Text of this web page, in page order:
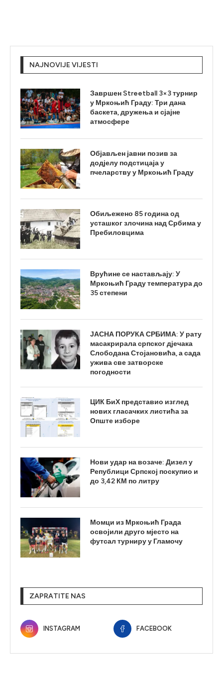
NAJNOVIJE VIJESTI
Завршен Streetball 3×3 турнир
у Мркоњић Граду: Три дана
баскета, дружења и сјајне
атмосфере
Објављен јавни позив за
додјелу подстицаја у
пчеларству у Мркоњић Граду
Обиљежено 85 година од
усташког злочина над Србима у
Пребиловцима
Врућине се настављају: У
Мркоњић Граду температура до
35 степени
ЈАСНА ПОРУКА СРБИМА: У рату
масакрирала српског дјечака
Слободана Стојановића, а сада
ужива све затворске
погодности
ЦИК БиХ представио изглед
нових гласачких листића за
Опште изборе
Нови удар на возаче: Дизел у
Републици Српској поскупио и
до 3,42 КМ по литру
Момци из Мркоњић Града
освојили друго мјесто на
футсал турниру у Гламочу
ZAPRATITE NAS
INSTAGRAM FACEBOOK